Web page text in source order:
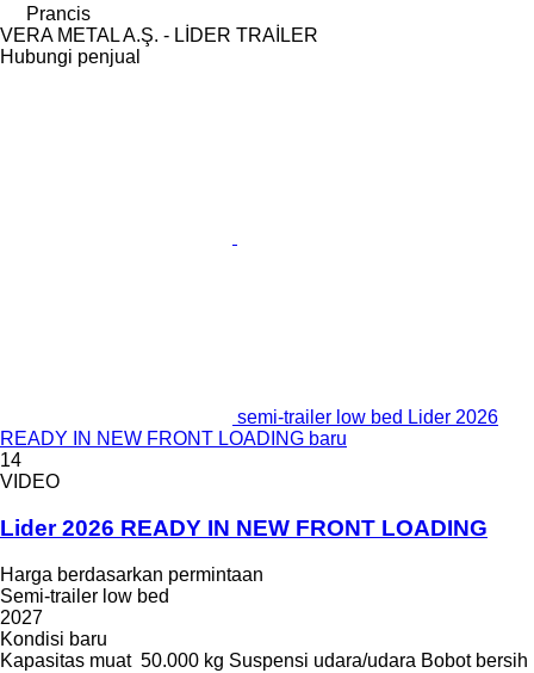
Prancis
VERA METAL A.Ş. - LİDER TRAİLER
Hubungi penjual
semi-trailer low bed Lider 2026
READY IN NEW FRONT LOADING baru
14
VIDEO
Lider 2026 READY IN NEW FRONT LOADING
Harga berdasarkan permintaan
Semi-trailer low bed
2027
Kondisi baru
Kapasitas muat 50.000 kg Suspensi udara/udara Bobot bersih